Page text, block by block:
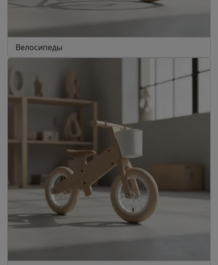
Велосипеды